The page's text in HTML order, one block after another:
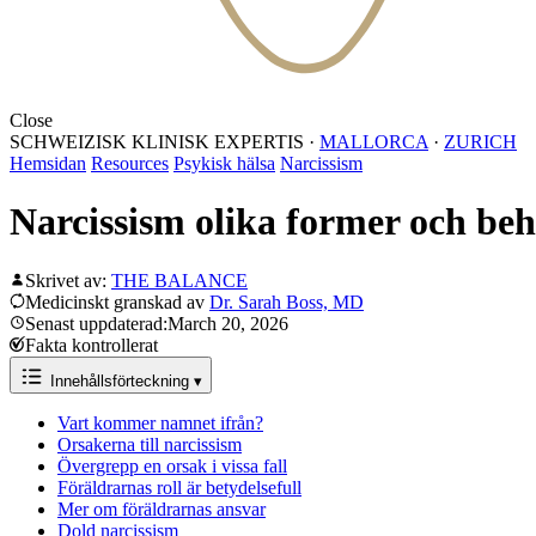
Close
SCHWEIZISK KLINISK EXPERTIS · MALLORCA · ZURICH
Hemsidan Resources Psykisk hälsa Narcissism
Narcissism olika former och
Skrivet av: THE BALANCE
Medicinskt granskad av Dr. Sarah Boss, MD
Senast uppdaterad:March 20, 2026
Fakta kontrollerat
Innehållsförteckning ▾
Vart kommer namnet ifrån?
Orsakerna till narcissism
Övergrepp en orsak i vissa fall
Föräldrarnas roll är betydelsefull
Mer om föräldrarnas ansvar
Dold narcissism